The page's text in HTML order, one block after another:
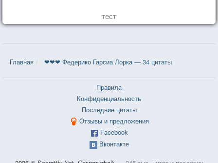
тест
Главная ❤❤❤ Федерико Гарсиа Лорка — 34 цитаты
Правила
Конфиденциальность
Последние цитаты
Отзывы и предложения
Facebook
Вконтакте